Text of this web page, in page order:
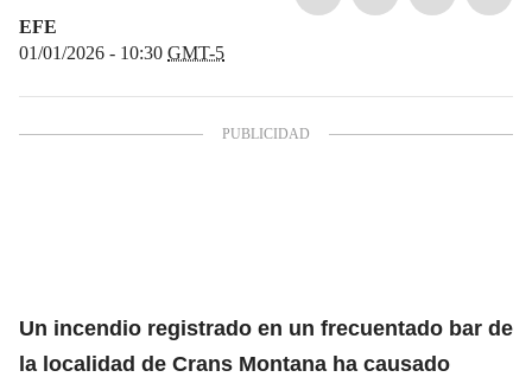
EFE
01/01/2026 - 10:30 GMT-5
Un incendio registrado en un frecuentado bar de
la localidad de Crans Montana ha causado